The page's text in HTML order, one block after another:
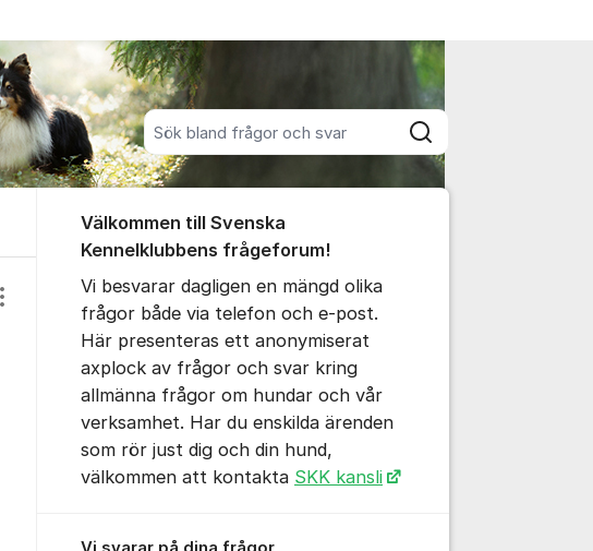
Sök bland alla inlägg
Sök
Visa/dölj inställningar för inlägg/kommentar
Välkommen till Svenska
Kennelklubbens frågeforum!
Vi besvarar dagligen en mängd olika
frågor både via telefon och e-post.
Här presenteras ett anonymiserat
axplock av frågor och svar kring
allmänna frågor om hundar och vår
verksamhet. Har du enskilda ärenden
som rör just dig och din hund,
välkommen att kontakta SKK kansli